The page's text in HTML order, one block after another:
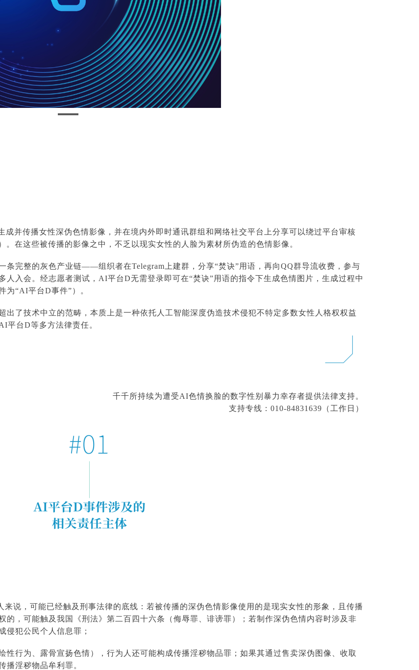
并传播女性深伪色情影像，并在境内外即时通讯群组和网络社交平台上分享可以绕过平台审核
在这些被传播的影像之中，不乏以现实女性的人脸为素材所伪造的色情影像。
条完整的灰色产业链——组织者在Telegram上建群，分享“焚诀”用语，再向QQ群导流收费，参与
人入会。经志愿者测试，AI平台D无需登录即可在“焚诀”用语的指令下生成色情图片，生成过程中
为“AI平台D事件”）。
出了技术中立的范畴，本质上是一种依托人工智能深度伪造技术侵犯不特定多数女性人格权权益
平台D等多方法律责任。
千千所持续为遭受AI色情换脸的数字性别暴力幸存者提供法律支持。
支持专线：010-84831639（工作日）
说，可能已经触及刑事法律的底线：若被传播的深伪色情影像使用的是现实女性的形象，且传播
的，可能触及我国《刑法》第二百四十六条（侮辱罪、诽谤罪）；若制作深伪色情内容时涉及非
侵犯公民个人信息罪；
性行为、露骨宣扬色情），行为人还可能构成传播淫秽物品罪；如果其通过售卖深伪图像、收取
播淫秽物品牟利罪。